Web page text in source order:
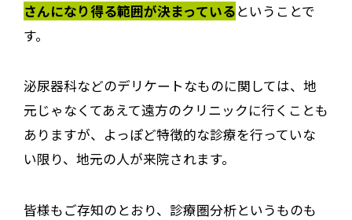
さんになり得る範囲が決まっているということで
す。
泌尿器科などのデリケートなものに関しては、地
元じゃなくてあえて遠方のクリニックに行くことも
ありますが、よっぽど特徴的な診療を行っていな
い限り、地元の人が来院されます。
皆様もご存知のとおり、診療圏分析というものも